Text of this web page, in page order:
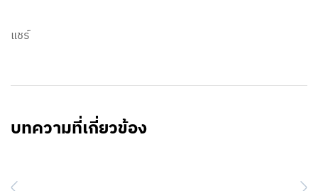
แชร์
บทความที่เกี่ยวข้อง